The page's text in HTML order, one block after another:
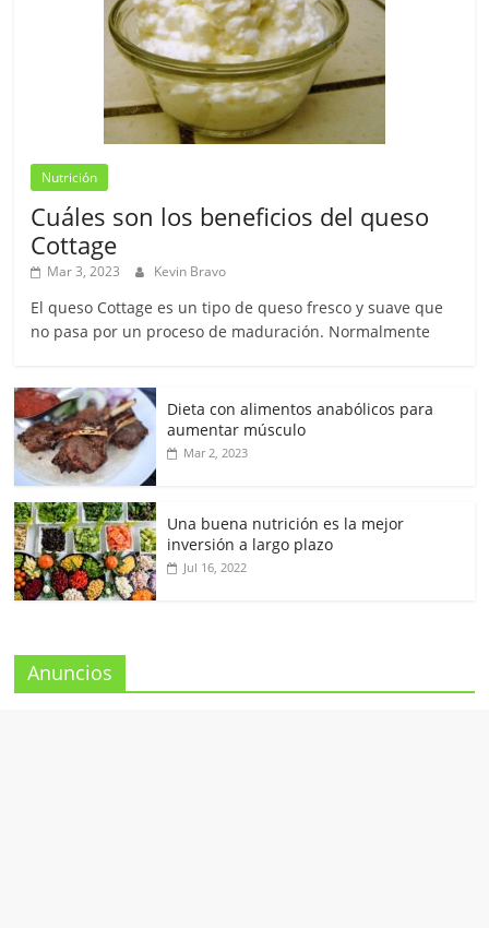
Nutrición
Cuáles son los beneficios del queso
Cottage
Mar 3, 2023 Kevin Bravo
El queso Cottage es un tipo de queso fresco y suave que
no pasa por un proceso de maduración. Normalmente
Dieta con alimentos anabólicos para
aumentar músculo
Mar 2, 2023
Una buena nutrición es la mejor
inversión a largo plazo
Jul 16, 2022
Anuncios